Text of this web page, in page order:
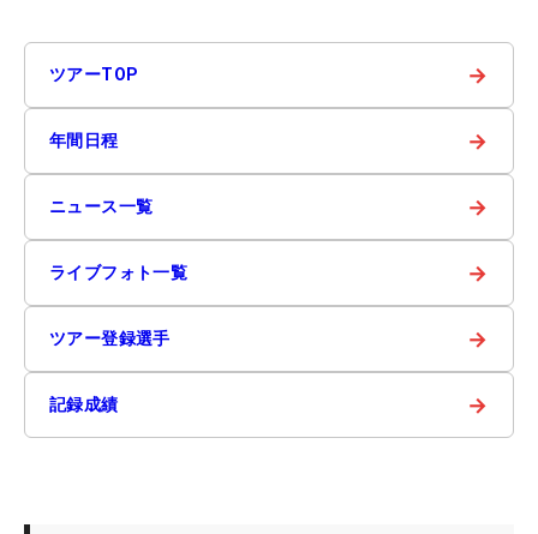
ツアーTOP →
年間日程 →
ニュース一覧 →
ライブフォト一覧 →
ツアー登録選手 →
記録成績 →